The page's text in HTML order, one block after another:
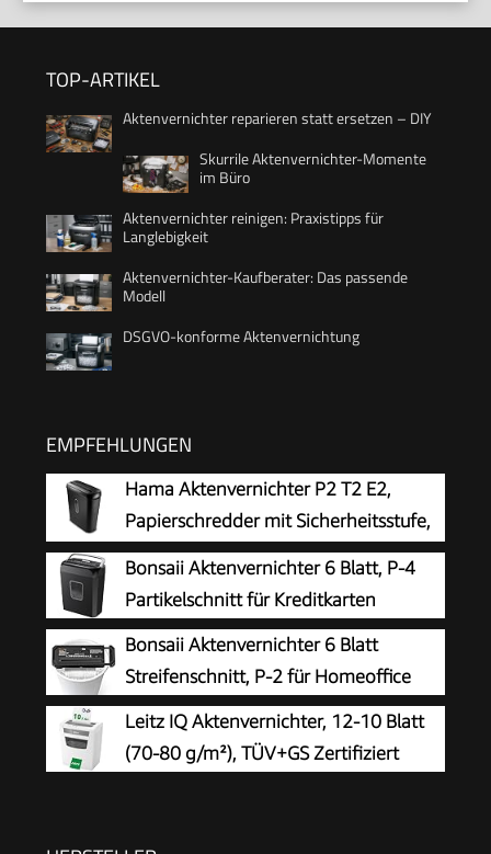
TOP-ARTIKEL
Aktenvernichter reparieren statt ersetzen – DIY
Skurrile Aktenvernichter-Momente
im Büro
Aktenvernichter reinigen: Praxistipps für
Langlebigkeit
Aktenvernichter-Kaufberater: Das passende
Modell
DSGVO-konforme Aktenvernichtung
EMPFEHLUNGEN
Hama Aktenvernichter P2 T2 E2,
Papierschredder mit Sicherheitsstufe,
Einzug
Bonsaii Aktenvernichter 6 Blatt, P-4
Partikelschnitt für Kreditkarten
Bonsaii Aktenvernichter 6 Blatt
Streifenschnitt, P-2 für Homeoffice
Leitz IQ Aktenvernichter, 12-10 Blatt
(70-80 g/m²), TÜV+GS Zertifiziert